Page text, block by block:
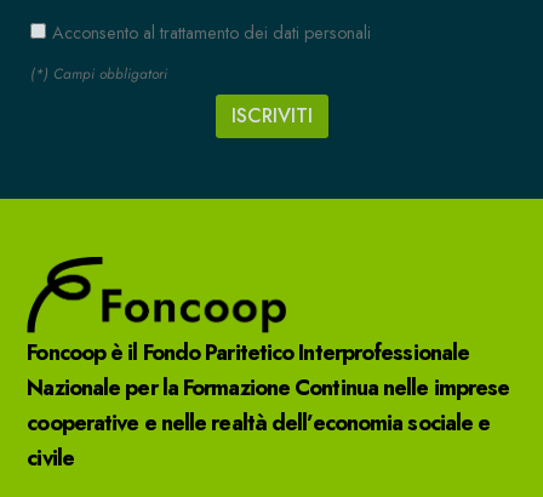
Acconsento al trattamento dei dati personali
(*) Campi obbligatori
Foncoop è il Fondo Paritetico Interprofessionale
Nazionale per la Formazione Continua nelle imprese
cooperative e nelle realtà dell’economia sociale e
civile